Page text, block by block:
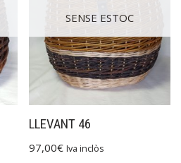
SENSE ESTOC
LLEVANT 46
97,00€ Iva inclòs